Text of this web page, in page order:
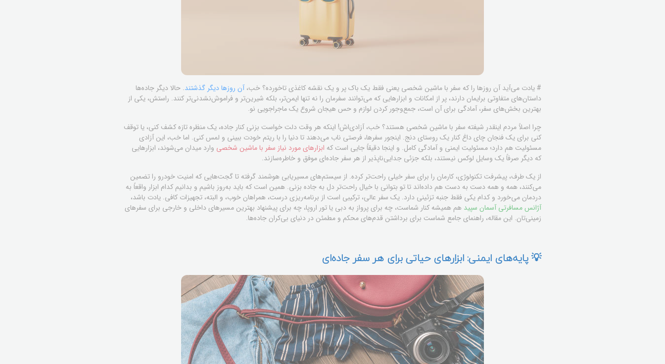
# یادت می‌آید آن روزها را که سفر با ماشین شخصی یعنی فقط یک باک پر و یک نقشه کاغذی تاخورده؟ خب،آن روزها دیگر گذشتند. حالا دیگر جاده‌ها
داستان‌های متفاوتی برایمان دارند، پر از امکانات و ابزارهایی که می‌توانند سفرمان را نه تنها ایمن‌تر، بلکه شیرین‌تر و فراموش‌نشدنی‌تر کنند. راستش، یکی از
بهترین بخش‌های سفر، آمادگی برای آن است، جمع‌وجور کردن لوازم و حس هیجان شروع یک ماجراجویی نو.
چرا اصلاً مردم اینقدر شیفته سفر با ماشین شخصی هستند؟ خب، آزادی‌اش! اینکه هر وقت دلت خواست بزنی کنار جاده، یک منظره تازه کشف کنی، یا توقف
کنی برای یک فنجان چای داغ کنار یک روستای دنج. اینجور سفرها، فرصتی ناب می‌دهند تا دنیا را با ریتم خودت ببینی و لمس کنی. اما خب، این آزادی
مسئولیت هم دارد؛ مسئولیت ایمنی و آمادگی کامل. و اینجا دقیقاً جایی است که ابزارهای مورد نیاز سفر با ماشین شخصی وارد میدان می‌شوند، ابزارهایی
که دیگر صرفاً یک وسایل لوکس نیستند، بلکه جزئی جدایی‌ناپذیر از هر سفر جاده‌ای موفق و خاطره‌سازند.
از یک طرف، پیشرفت تکنولوژی، کارمان را برای سفر خیلی راحت‌تر کرده. از سیستم‌های مسیریابی هوشمند گرفته تا گجت‌هایی که امنیت خودرو را تضمین
می‌کنند، همه و همه دست به دست هم داده‌اند تا تو بتوانی با خیال راحت‌تر دل به جاده بزنی. همین است که باید به‌روز باشیم و بدانیم کدام ابزار واقعاً به
دردمان می‌خورد و کدام یکی فقط جنبه تزئینی دارد. یک سفر عالی، ترکیبی است از برنامه‌ریزی درست، همراهان خوب، و البته، تجهیزات کافی. یادت باشد،
آژانس مسافرتی آسمان سپید هم همیشه کنار شماست، چه برای پرواز به دبی یا تور اروپا، چه برای پیشنهاد بهترین مسیرهای داخلی و خارجی برای سفرهای
زمینی‌تان. این مقاله، راهنمای جامع شماست برای برداشتن قدم‌های محکم و مطمئن در دنیای بی‌کران جاده‌ها.
💡 پایه‌های ایمنی: ابزارهای حیاتی برای هر سفر جاده‌ای